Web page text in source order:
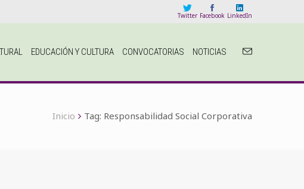
Twitter Facebook LinkedIn
EDUCACIÓN Y CULTURA CONVOCATORIAS NOTICIAS
Inicio Tag: Responsabilidad Social Corporativa